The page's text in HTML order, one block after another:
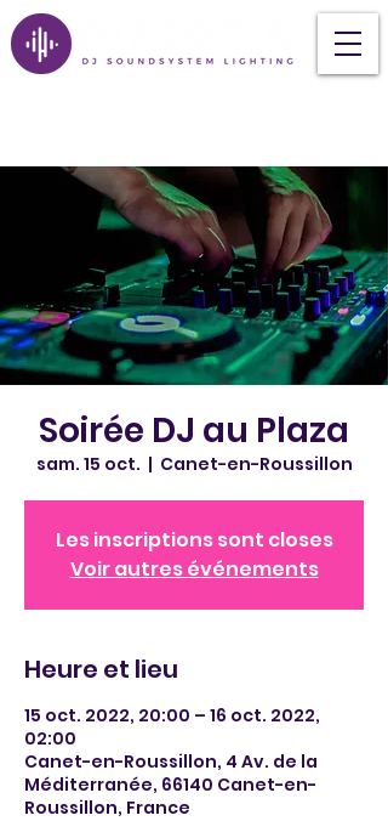
Soirée DJ au Plaza
sam. 15 oct.
  |
Canet-en-Roussillon
Les inscriptions sont closes
Voir autres événements
Heure et lieu
15 oct. 2022, 20:00 – 16 oct. 2022,
02:00
Canet-en-Roussillon, 4 Av. de la
Méditerranée, 66140 Canet-en-
Roussillon, France